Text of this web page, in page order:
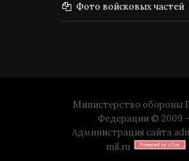
Фото войсковых частей
Министерство обороны
Федерации © 2009 -
Администрация сайта
mil.ru